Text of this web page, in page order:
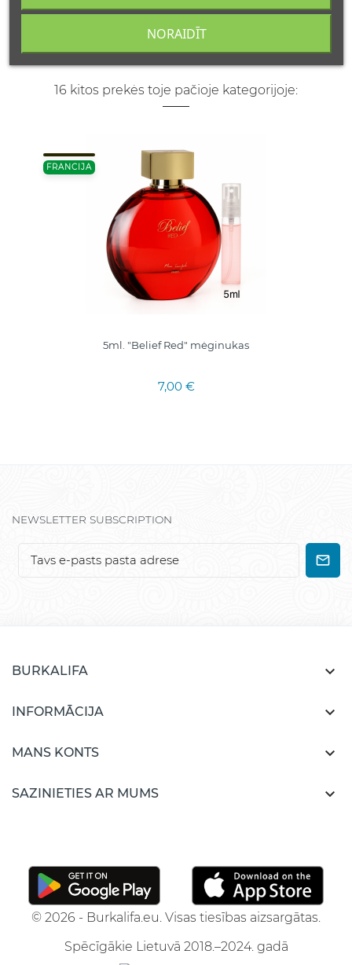
16 kitos prekės toje pačioje kategorijoje:
FRANCIJA
5ml. "Belief Red" mėginukas
7,00 €
NEWSLETTER SUBSCRIPTION
BURKALIFA 
INFORMĀCIJA 
MANS KONTS 
SAZINIETIES AR MUMS 
© 2026 - Burkalifa.eu. Visas tiesības aizsargātas.
Spēcīgākie Lietuvā 2018.–2024. gadā
NORAIDĪT